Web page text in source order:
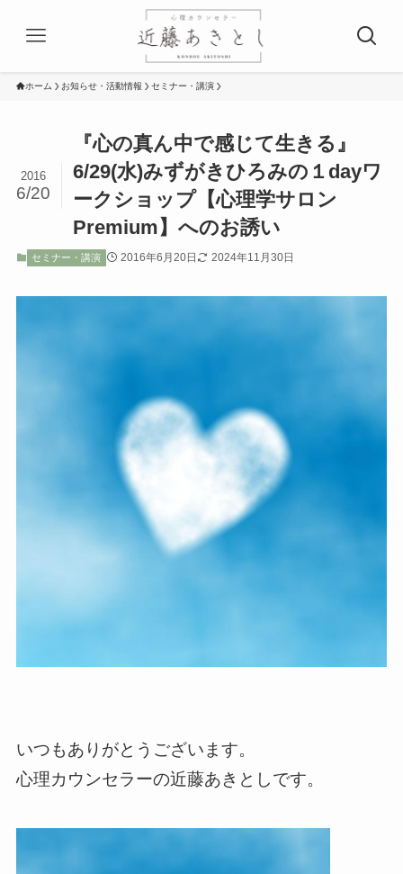
ホーム お知らせ・活動情報 セミナー・講演
『心の真ん中で感じて生きる』
6/29(水)みずがきひろみの１dayワ
ークショップ【心理学サロン
Premium】へのお誘い
2016
6/20
セミナー・講演 2016年6月20日 2024年11月30日
いつもありがとうございます。
心理カウンセラーの近藤あきとしです。